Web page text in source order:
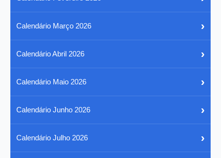
Calendário Março 2026 ›
Calendário Abril 2026 ›
Calendário Maio 2026 ›
Calendário Junho 2026 ›
Calendário Julho 2026 ›